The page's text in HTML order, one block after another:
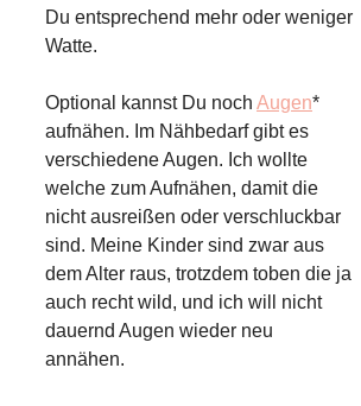
Du entsprechend mehr oder weniger
Watte.
Optional kannst Du noch Augen*
aufnähen. Im Nähbedarf gibt es
verschiedene Augen. Ich wollte
welche zum Aufnähen, damit die
nicht ausreißen oder verschluckbar
sind. Meine Kinder sind zwar aus
dem Alter raus, trotzdem toben die ja
auch recht wild, und ich will nicht
dauernd Augen wieder neu
annähen.